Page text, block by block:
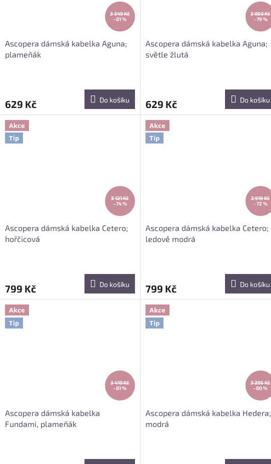
3 349 Kč
–81 %
Ascopera dámská kabelka Aguna;
plameňák
629 Kč Do košíku
3 050 Kč
–79 %
Ascopera dámská kabelka Aguna;
světle žlutá
629 Kč Do košíku
Akce
Tip
3 121 Kč
–74 %
Ascopera dámská kabelka Cetero;
hořčicová
799 Kč Do košíku
Akce
Tip
2 919 Kč
–72 %
Ascopera dámská kabelka Cetero;
ledově modrá
799 Kč Do košíku
Akce
Tip
3 410 Kč
–81 %
Ascopera dámská kabelka
Fundami, plameňák
Akce
Tip
3 295 Kč
–80 %
Ascopera dámská kabelka Hedera;
modrá